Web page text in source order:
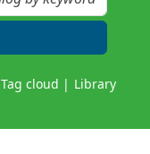
Tag cloud Library